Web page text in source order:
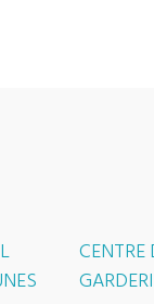
CENTRE